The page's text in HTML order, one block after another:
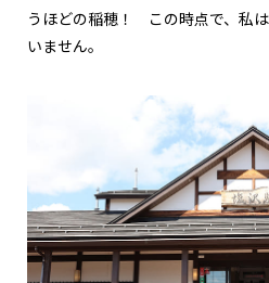
うほどの稲穂！ この時点で、私
いません。